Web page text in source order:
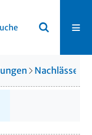
Nachlässe